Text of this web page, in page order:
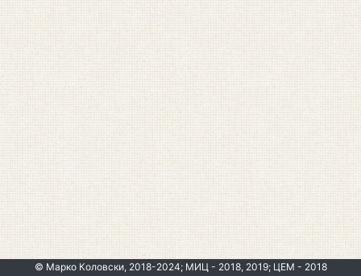
© Марко Коловски, 2018-2024; МИЦ - 2018, 2019; ЦЕМ - 2018